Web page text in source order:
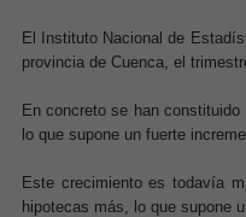
El Instituto Nacional de
provincia de Cuenca, el
En concreto se han
lo que supone un fuerte
Este crecimiento es todavía
hipotecas más, lo que supone